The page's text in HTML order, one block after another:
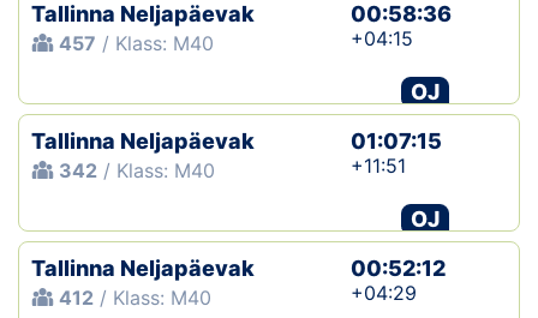
Tallinna Neljapäevak
457 / Klass: M40
00:58:36
+04:15
OJ
Tallinna Neljapäevak
342 / Klass: M40
01:07:15
+11:51
OJ
Tallinna Neljapäevak
412 / Klass: M40
00:52:12
+04:29